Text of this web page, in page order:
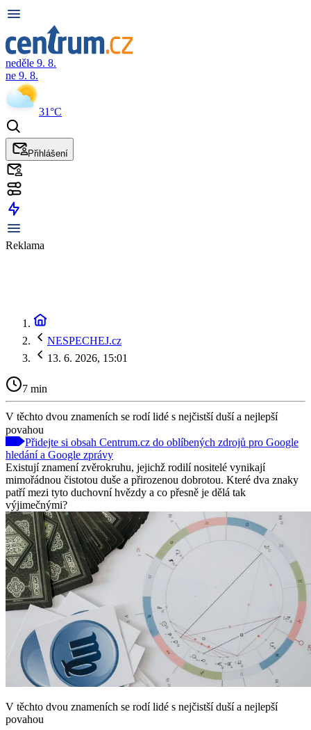
neděle 9. 8.
ne 9. 8.
31°C
Přihlášení
Reklama
NESPECHEJ.cz
13. 6. 2026, 15:01
7 min
V těchto dvou znameních se rodí lidé s nejčistší duší a nejlepší
povahou
Přidejte si obsah Centrum.cz do oblíbených zdrojů pro Google
hledání a Google zprávy
Existují znamení zvěrokruhu, jejichž rodilí nositelé vynikají
mimořádnou čistotou duše a přirozenou dobrotou. Které dva znaky
patří mezi tyto duchovní hvězdy a co přesně je dělá tak
výjimečnými?
V těchto dvou znameních se rodí lidé s nejčistší duší a nejlepší
povahou